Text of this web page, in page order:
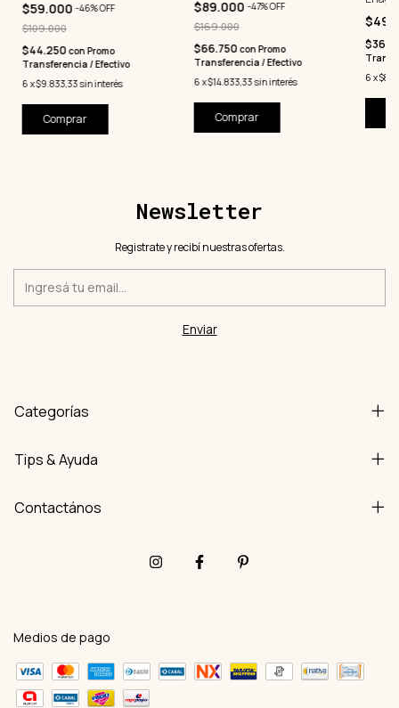
$59.000-46%OFF
$109.000
$44.250 con Promo
Transferencia / Efectivo
6 x$9.833,33 sin interés
Comprar
$89.000-47%OFF
$169.000
$66.750 con Promo
Transferencia / Efectivo
6x$14.833,33sin interés
Comprar
6 x
Newsletter
Registrate y recibí nuestras ofertas.
Categorías
Tips & Ayuda
Contactános
Medios de pago